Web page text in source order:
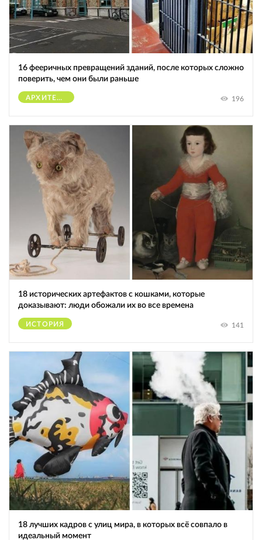
16 фееричных превращений зданий, после которых сложно
поверить, чем они были раньше
АРХИТЕКТУРА 196
18 исторических артефактов с кошками, которые
доказывают: люди обожали их во все времена
ИСТОРИЯ 141
18 лучших кадров с улиц мира, в которых всё совпало в
идеальный момент